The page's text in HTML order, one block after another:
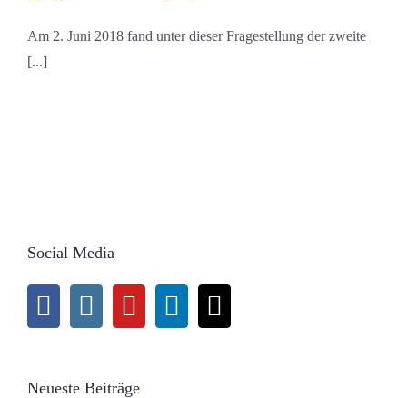
Am 2. Juni 2018 fand unter dieser Fragestellung der zweite
[...]
Social Media
Neueste Beiträge